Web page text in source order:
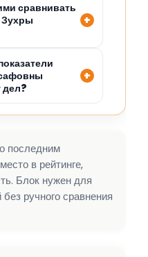
сравнивать
Зухры
дел?
последним
в рейтинге,
Блок нужен для
ручного сравнения